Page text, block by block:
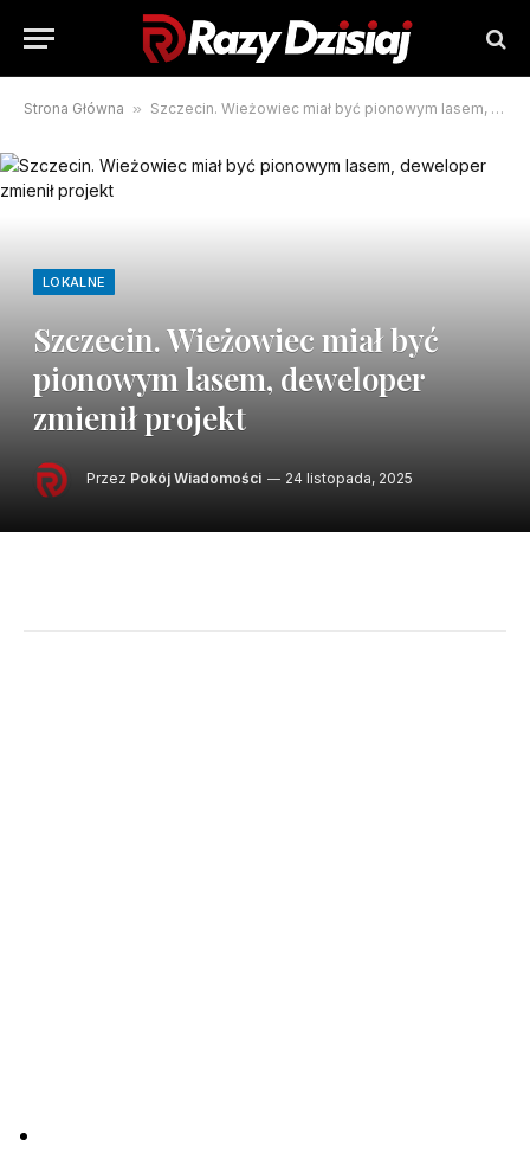
Strona Główna » Szczecin. Wieżowiec miał być pionowym lasem, deweloper zmienił projekt
LOKALNE
Szczecin. Wieżowiec miał być
pionowym lasem, deweloper
zmienił projekt
Przez Pokój Wiadomości 24 listopada, 2025